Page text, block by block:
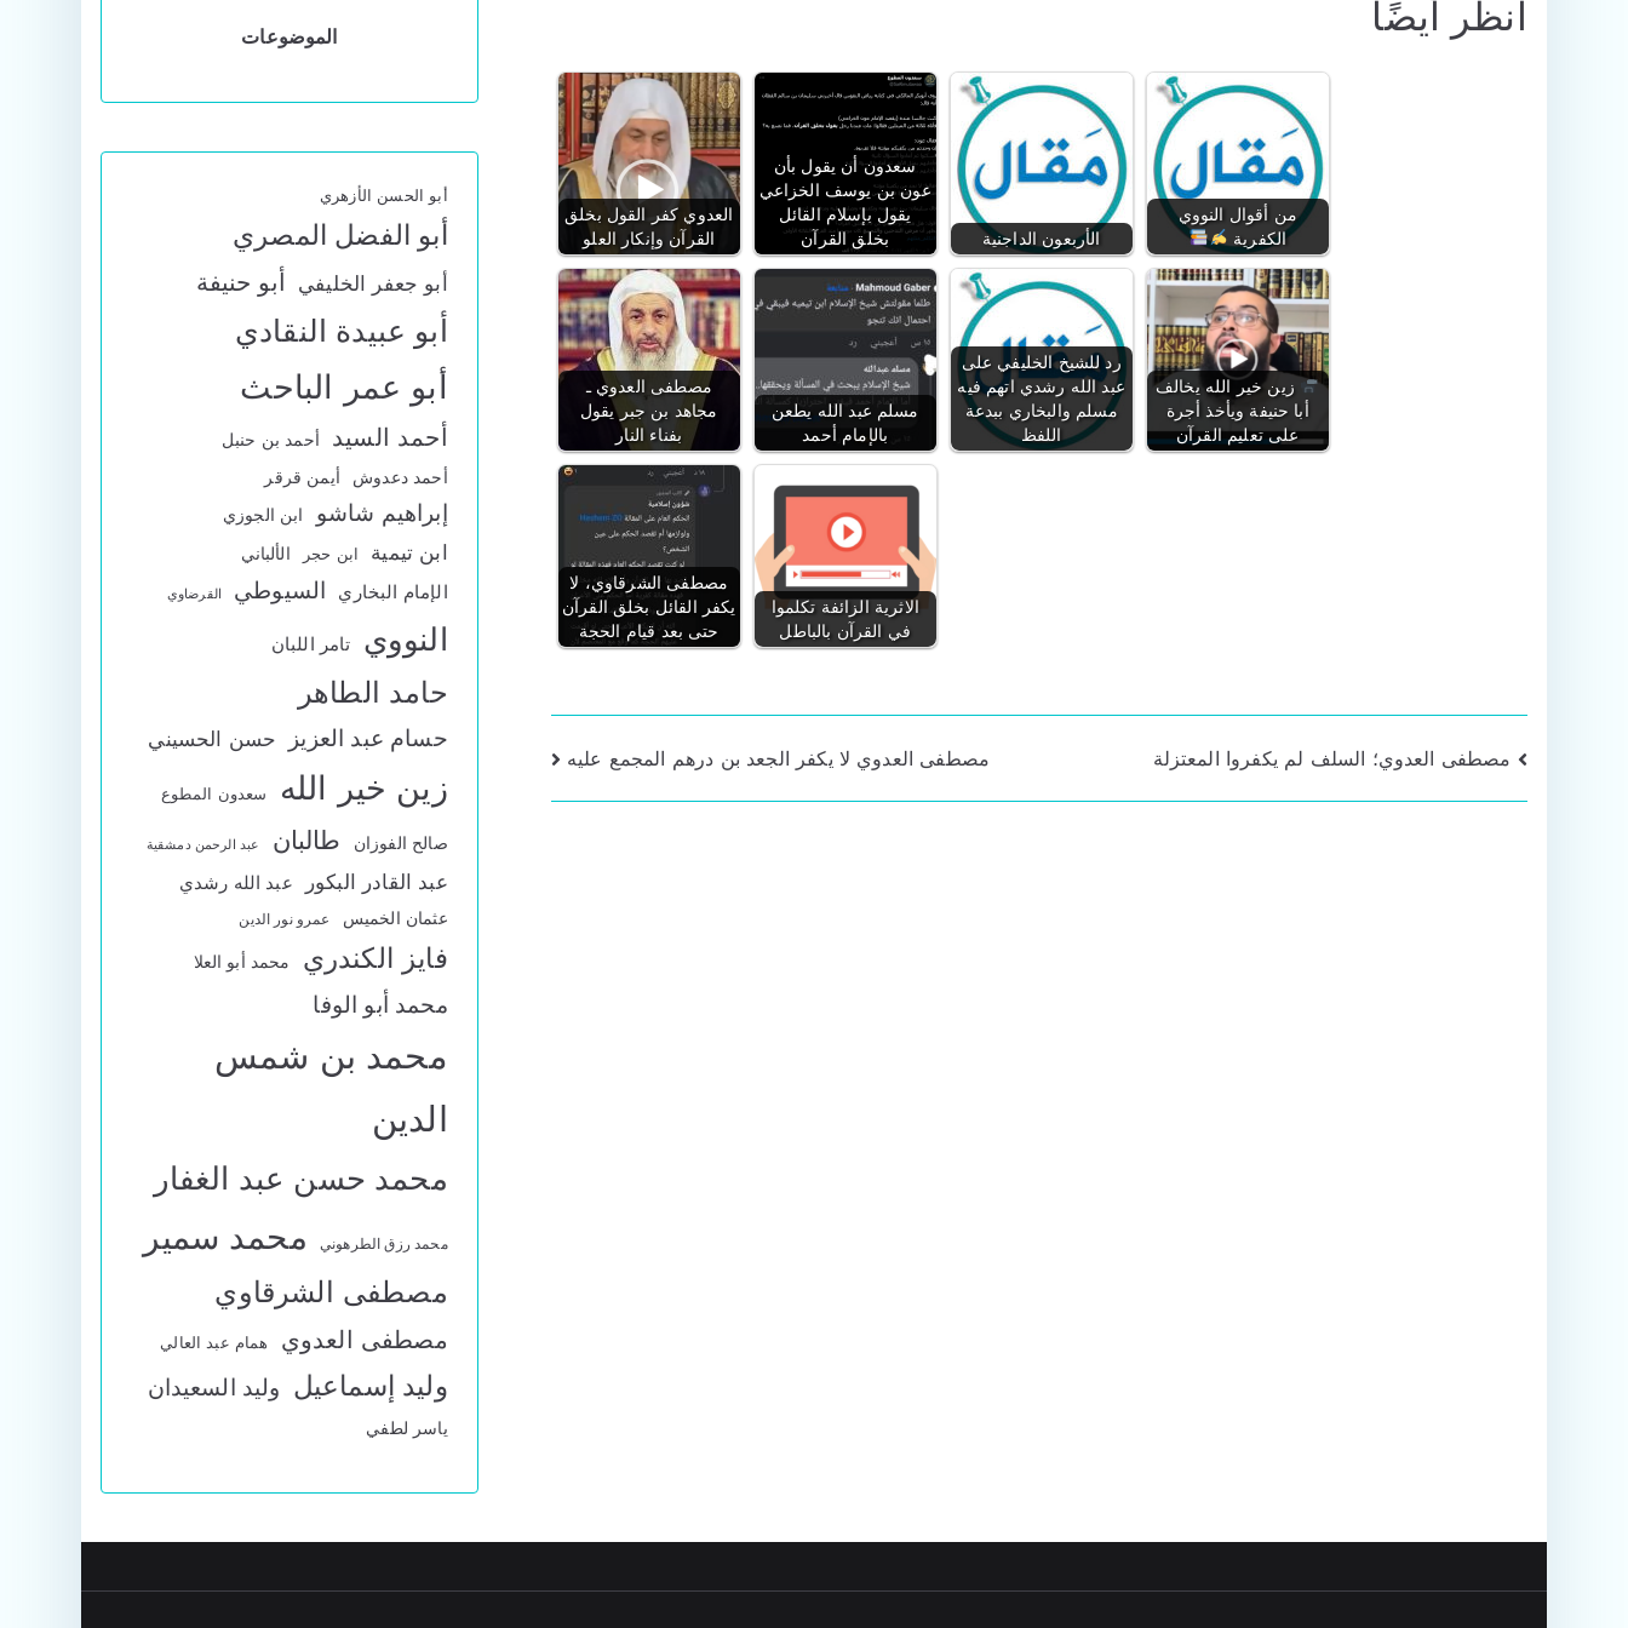
انظر أيضًا
العدوي كفر القول بخلق
القرآن وإنكار العلو
سعدون أن يقول بأن
عون بن يوسف الخزاعي
يقول بإسلام القائل
بخلق القرآن
الأربعون الداجنية
من أقوال النووي
الكفرية
مصطفى العدوي ـ
مجاهد بن جبر يقول
بفناء النار
مسلم عبد الله يطعن
بالإمام أحمد
رد للشيخ الخليفي على
عبد الله رشدي اتهم فيه
مسلم والبخاري ببدعة
اللفظ
زين خير الله يخالف
أبا حنيفة ويأخذ أجرة
على تعليم القرآن
مصطفى الشرقاوي، لا
يكفر القائل بخلق القرآن
حتى بعد قيام الحجة
الاثرية الزائفة تكلموا
في القرآن بالباطل
تصفّح
المقالات
مصطفى العدوي؛ السلف لم يكفروا المعتزلة مصطفى العدوي لا يكفر الجعد بن درهم المجمع عليه
الموضوعات
أبو الحسن الأزهري
أبو الفضل المصري
أبو جعفر الخليفي أبو حنيفة
أبو عبيدة النقادي
أبو عمر الباحث
أحمد السيد
أحمد بن حنبل
أحمد دعدوش
أيمن قرقر
إبراهيم شاشو ابن الجوزي
ابن تيمية ابن حجر الألباني
الإمام البخاري السيوطي القرضاوي
النووي تامر اللبان
حامد الطاهر
حسام عبد العزيز حسن الحسيني
زين خير الله سعدون المطوع
صالح الفوزان طالبان عبد الرحمن دمشقية
عبد القادر البكور عبد الله رشدي
عثمان الخميس عمرو نور الدين
فايز الكندري محمد أبو العلا
محمد أبو الوفا
محمد بن شمس
الدين
محمد حسن عبد الغفار
محمد رزق الطرهوني محمد سمير
مصطفى الشرقاوي
مصطفى العدوي همام عبد العالي
وليد إسماعيل وليد السعيدان
ياسر لطفي